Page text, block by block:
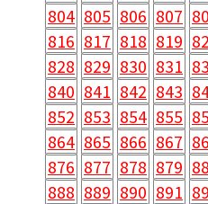
804 805 806 807
816 817 818 819
828 829 830 831
840 841 842 843
852 853 854 855
864 865 866 867
876 877 878 879
888 889 890 891